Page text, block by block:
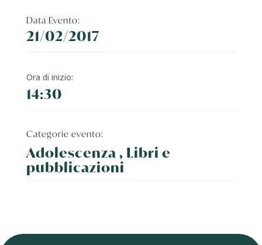
Data Evento:
21/02/2017
Ora di inizio:
14:30
Categorie evento:
Adolescenza , Libri e
pubblicazioni